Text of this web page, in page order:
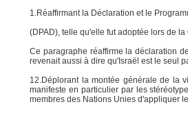
1.Réaffirmant la Déclaration et le
(DPAD), telle qu'elle fut adoptée lors de
Ce paragraphe réaffirme la déclaration
revenait aussi à dire qu'Israël est le seul
12.Déplorant la montée générale de la
manifeste en particulier par les
membres des Nations Unies d'appliquer